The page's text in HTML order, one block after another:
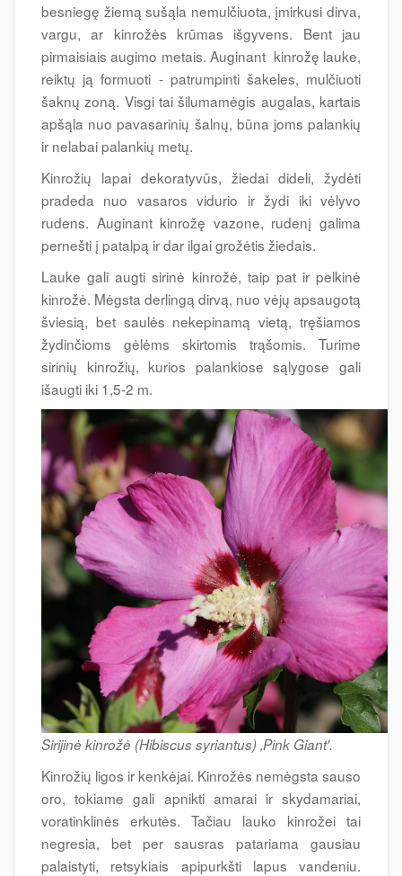
besniegę žiemą sušąla nemulčiuota, įmirkusi dirva,
vargu, ar kinrožės krūmas išgyvens. Bent jau
pirmaisiais augimo metais. Auginant kinrožę lauke,
reiktų ją formuoti - patrumpinti šakeles, mulčiuoti
šaknų zoną. Visgi tai šilumamėgis augalas, kartais
apšąla nuo pavasarinių šalnų, būna joms palankių
ir nelabai palankių metų.
Kinrožių lapai dekoratyvūs, žiedai dideli, žydėti
pradeda nuo vasaros vidurio ir žydi iki vėlyvo
rudens. Auginant kinrožę vazone, rudenį galima
pernešti į patalpą ir dar ilgai grožėtis žiedais.
Lauke gali augti sirinė kinrožė, taip pat ir pelkinė
kinrožė. Mėgsta derlingą dirvą, nuo vėjų apsaugotą
šviesią, bet saulės nekepinamą vietą, tręšiamos
žydinčioms gėlėms skirtomis trąšomis. Turime
sirinių kinrožių, kurios palankiose sąlygose gali
išaugti iki 1,5-2 m.
Sirijinė kinrožė (Hibiscus syriantus) ‚Pink Giant'.
Kinrožių ligos ir kenkėjai. Kinrožės nemėgsta sauso
oro, tokiame gali apnikti amarai ir skydamariai,
voratinklinės erkutės. Tačiau lauko kinrožei tai
negresia, bet per sausras patariama gausiau
palaistyti, retsykiais apipurkšti lapus vandeniu.